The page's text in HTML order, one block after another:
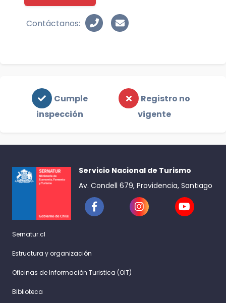
Contáctanos:
Cumple
inspección
Registro no
vigente
Servicio Nacional de Turismo
Av. Condell 679, Providencia, Santiago
Sernatur.cl
Estructura y organización
Oficinas de Información Turistica (OIT)
Biblioteca